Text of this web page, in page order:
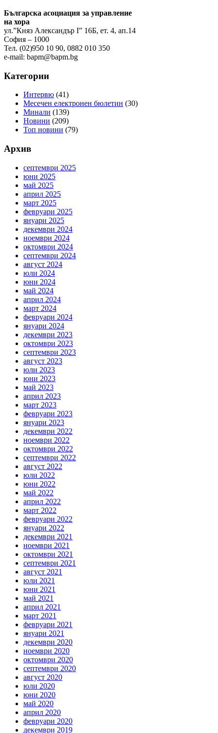
Българска асоциация за управление
на хора
ул.”Княз Александър І” 16Б, ет. 4, ап.14
София – 1000
Тел. (02)950 10 90, 0882 010 350
e-mail: bapm@bapm.bg
Категории
Интервю (41)
Месечен електронен бюлетин (30)
Минали (139)
Новини (209)
Топ новини (79)
Архив
септември 2025
юни 2025
май 2025
април 2025
март 2025
февруари 2025
януари 2025
декември 2024
ноември 2024
октомври 2024
септември 2024
август 2024
юли 2024
юни 2024
май 2024
април 2024
март 2024
февруари 2024
януари 2024
декември 2023
октомври 2023
септември 2023
август 2023
юли 2023
юни 2023
май 2023
април 2023
март 2023
февруари 2023
януари 2023
декември 2022
ноември 2022
октомври 2022
септември 2022
август 2022
юли 2022
юни 2022
май 2022
април 2022
март 2022
февруари 2022
януари 2022
декември 2021
ноември 2021
октомври 2021
септември 2021
август 2021
юли 2021
юни 2021
май 2021
април 2021
март 2021
февруари 2021
януари 2021
декември 2020
ноември 2020
октомври 2020
септември 2020
август 2020
юли 2020
юни 2020
май 2020
април 2020
февруари 2020
декември 2019